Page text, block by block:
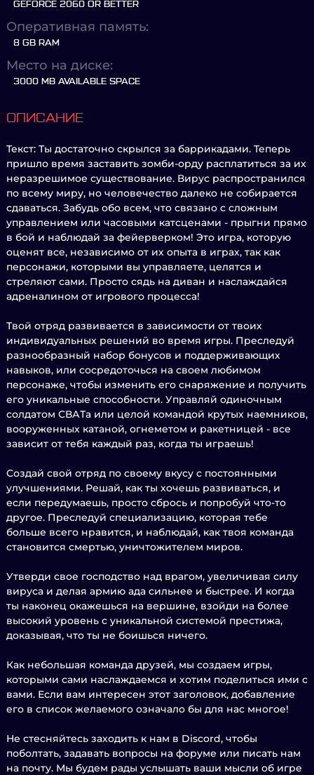
GEFORCE 2060 OR BETTER
Оперативная память:
8 GB RAM
Место на диске:
3000 MB AVAILABLE SPACE
ОПИСАНИЕ
Текст: Ты достаточно скрылся за баррикадами. Теперь
пришло время заставить зомби-орду расплатиться за их
неразрешимое существование. Вирус распространился
по всему миру, но человечество далеко не собирается
сдаваться. Забудь обо всем, что связано с сложным
управлением или часовыми катсценами - прыгни прямо
в бой и наблюдай за фейерверком! Это игра, которую
оценят все, независимо от их опыта в играх, так как
персонажи, которыми вы управляете, целятся и
стреляют сами. Просто сядь на диван и наслаждайся
адреналином от игрового процесса!
Твой отряд развивается в зависимости от твоих
индивидуальных решений во время игры. Преследуй
разнообразный набор бонусов и поддерживающих
навыков, или сосредоточься на своем любимом
персонаже, чтобы изменить его снаряжение и получить
его уникальные способности. Управляй одиночным
солдатом СВАТа или целой командой крутых наемников,
вооруженных катаной, огнеметом и ракетницей - все
зависит от тебя каждый раз, когда ты играешь!
Создай свой отряд по своему вкусу с постоянными
улучшениями. Решай, как ты хочешь развиваться, и
если передумаешь, просто сбрось и попробуй что-то
другое. Преследуй специализацию, которая тебе
больше всего нравится, и наблюдай, как твоя команда
становится смертью, уничтожителем миров.
Утверди свое господство над врагом, увеличивая силу
вируса и делая армию ада сильнее и быстрее. И когда
ты наконец окажешься на вершине, взойди на более
высокий уровень с уникальной системой престижа,
доказывая, что ты не боишься ничего.
Как небольшая команда друзей, мы создаем игры,
которыми сами наслаждаемся и хотим поделиться ими с
вами. Если вам интересен этот заголовок, добавление
его в список желаемого означало бы для нас многое!
Не стесняйтесь заходить к нам в Discord, чтобы
поболтать, задавать вопросы на форуме или писать нам
на почту. Мы будем рады услышать ваши мысли об игре